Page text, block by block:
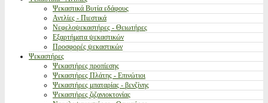
Ψεκαστικά Βυτία εδάφους
Αντλίες - Πιεστικά
Νεφελοψεκαστήρες - Θειωτήρες
Εξαρτήματα ψεκαστικών
Προσφορές ψεκαστικών
Ψεκαστήρες
Ψεκαστήρες προπίεσης
Ψεκαστήρες Πλάτης - Επινώτιοι
Ψεκαστήρες μπαταρίας - βενζίνης
Ψεκαστήρες ζιζανιοκτονίας